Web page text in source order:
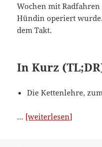
Wochen mit
Hündin operiert
dem Takt.
In Kurz
Die Kettenlehre,
… [weiterlesen]